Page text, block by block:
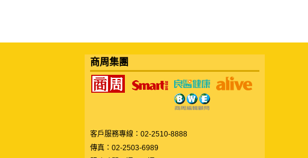
商周集團
客戶服務專線：02-2510-8888
傳真：02-2503-6989